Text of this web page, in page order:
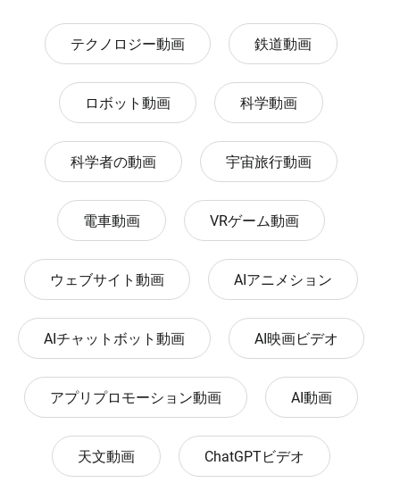
テクノロジー動画 鉄道動画
ロボット動画 科学動画
科学者の動画 宇宙旅行動画
電車動画 VRゲーム動画
ウェブサイト動画 AIアニメション
AIチャットボット動画 AI映画ビデオ
アプリプロモーション動画 AI動画
天文動画 ChatGPTビデオ